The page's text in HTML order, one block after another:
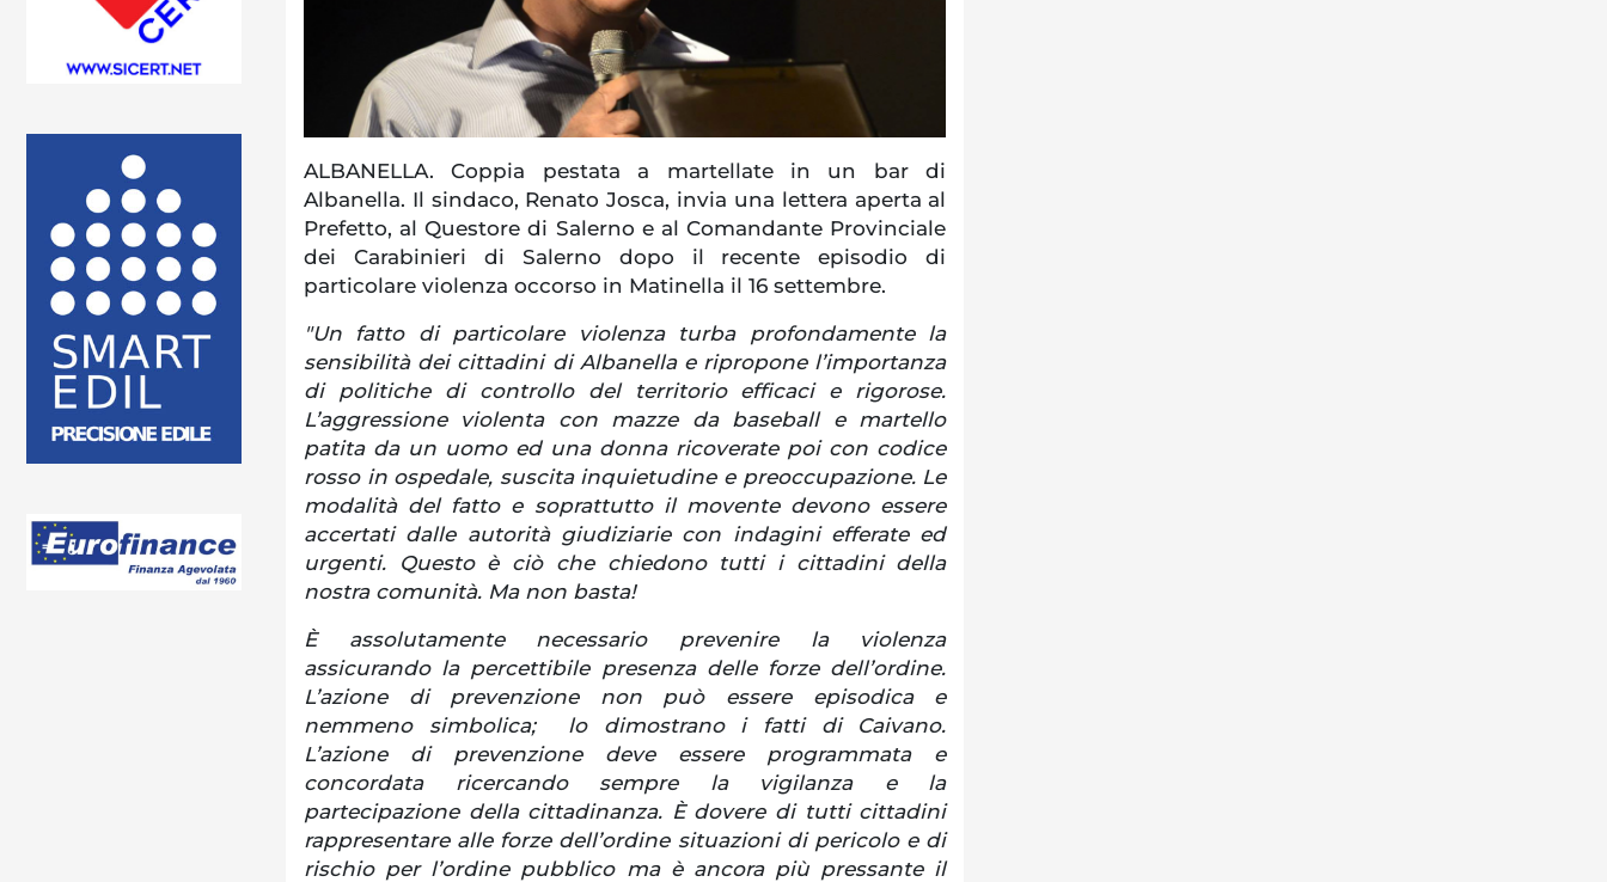
ALBANELLA. Coppia pestata a martellate in un bar di
Albanella. Il sindaco, Renato Josca, invia una lettera aperta al
Prefetto, al Questore di Salerno e al Comandante Provinciale
dei Carabinieri di Salerno dopo il recente episodio di
particolare violenza occorso in Matinella il 16 settembre.
"Un fatto di particolare violenza turba profondamente la
sensibilità dei cittadini di Albanella e ripropone l’importanza
di politiche di controllo del territorio efficaci e rigorose.
L’aggressione violenta con mazze da baseball e martello
patita da un uomo ed una donna ricoverate poi con codice
rosso in ospedale, suscita inquietudine e preoccupazione. Le
modalità del fatto e soprattutto il movente devono essere
accertati dalle autorità giudiziarie con indagini efferate ed
urgenti. Questo è ciò che chiedono tutti i cittadini della
nostra comunità. Ma non basta!
È assolutamente necessario prevenire la violenza
assicurando la percettibile presenza delle forze dell’ordine.
L’azione di prevenzione non può essere episodica e
nemmeno simbolica; lo dimostrano i fatti di Caivano.
L’azione di prevenzione deve essere programmata e
concordata ricercando sempre la vigilanza e la
partecipazione della cittadinanza. È dovere di tutti cittadini
rappresentare alle forze dell’ordine situazioni di pericolo e di
rischio per l’ordine pubblico ma è ancora più pressante il